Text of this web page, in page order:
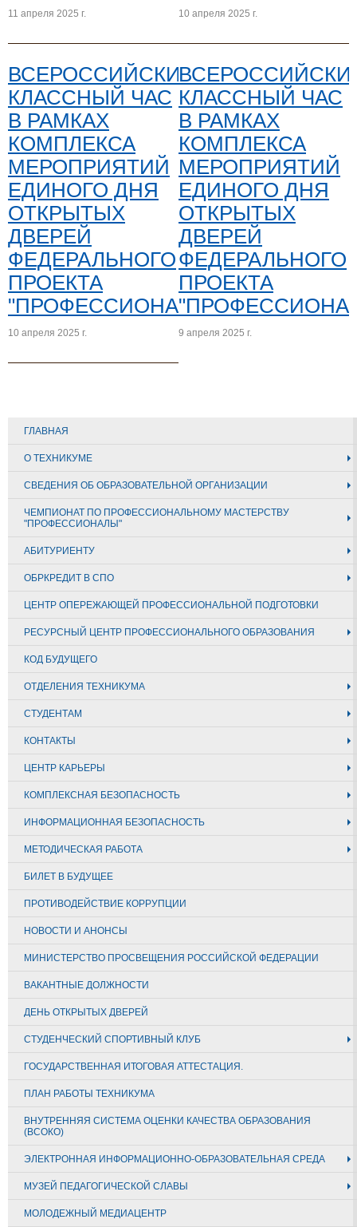
11 апреля 2025 г. 10 апреля 2025 г.
ВСЕРОССИЙСКИЙ
КЛАССНЫЙ ЧАС
В РАМКАХ
КОМПЛЕКСА
МЕРОПРИЯТИЙ
ЕДИНОГО ДНЯ
ОТКРЫТЫХ
ДВЕРЕЙ
ФЕДЕРАЛЬНОГО
ПРОЕКТА
"ПРОФЕССИОНАЛИТЕТ"
10 апреля 2025 г.
КЛАССНЫЙ ЧАС
В РАМКАХ
КОМПЛЕКСА
МЕРОПРИЯТИЙ
ЕДИНОГО ДНЯ
ОТКРЫТЫХ
ДВЕРЕЙ
ФЕДЕРАЛЬНОГО
ПРОЕКТА
9 апреля 2025 г.
ГЛАВНАЯ
О ТЕХНИКУМЕ
СВЕДЕНИЯ ОБ ОБРАЗОВАТЕЛЬНОЙ ОРГАНИЗАЦИИ
ЧЕМПИОНАТ ПО ПРОФЕССИОНАЛЬНОМУ МАСТЕРСТВУ
"ПРОФЕССИОНАЛЫ"
АБИТУРИЕНТУ
ОБРКРЕДИТ В СПО
ЦЕНТР ОПЕРЕЖАЮЩЕЙ ПРОФЕССИОНАЛЬНОЙ ПОДГОТОВКИ
РЕСУРСНЫЙ ЦЕНТР ПРОФЕССИОНАЛЬНОГО ОБРАЗОВАНИЯ
КОД БУДУЩЕГО
ОТДЕЛЕНИЯ ТЕХНИКУМА
СТУДЕНТАМ
КОНТАКТЫ
ЦЕНТР КАРЬЕРЫ
КОМПЛЕКСНАЯ БЕЗОПАСНОСТЬ
ИНФОРМАЦИОННАЯ БЕЗОПАСНОСТЬ
МЕТОДИЧЕСКАЯ РАБОТА
БИЛЕТ В БУДУЩЕЕ
ПРОТИВОДЕЙСТВИЕ КОРРУПЦИИ
НОВОСТИ И АНОНСЫ
МИНИСТЕРСТВО ПРОСВЕЩЕНИЯ РОССИЙСКОЙ ФЕДЕРАЦИИ
ВАКАНТНЫЕ ДОЛЖНОСТИ
ДЕНЬ ОТКРЫТЫХ ДВЕРЕЙ
СТУДЕНЧЕСКИЙ СПОРТИВНЫЙ КЛУБ
ГОСУДАРСТВЕННАЯ ИТОГОВАЯ АТТЕСТАЦИЯ.
ПЛАН РАБОТЫ ТЕХНИКУМА
ВНУТРЕННЯЯ СИСТЕМА ОЦЕНКИ КАЧЕСТВА ОБРАЗОВАНИЯ
(ВСОКО)
ЭЛЕКТРОННАЯ ИНФОРМАЦИОННО-ОБРАЗОВАТЕЛЬНАЯ СРЕДА
МУЗЕЙ ПЕДАГОГИЧЕСКОЙ СЛАВЫ
МОЛОДЕЖНЫЙ МЕДИАЦЕНТР